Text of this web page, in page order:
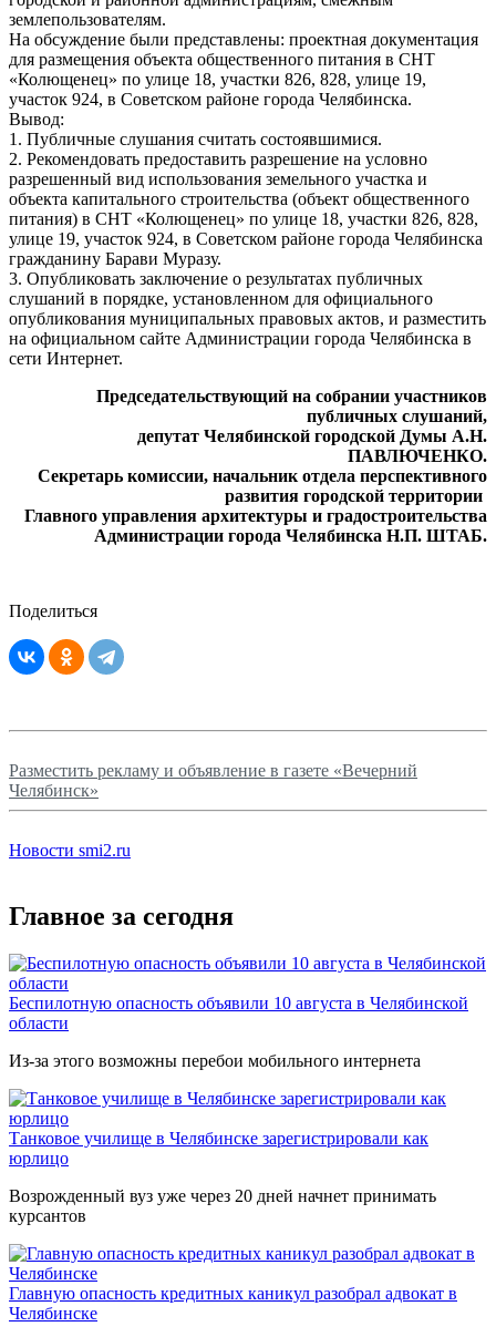
землепользователям.
На обсуждение были представлены: проектная документация
для размещения объекта общественного питания в СНТ
«Колющенец» по улице 18, участки 826, 828, улице 19,
участок 924, в Советском районе города Челябинска.
Вывод:
1. Публичные слушания считать состоявшимися.
2. Рекомендовать предоставить разрешение на условно
разрешенный вид использования земельного участка и
объекта капитального строительства (объект общественного
питания) в СНТ «Колющенец» по улице 18, участки 826, 828,
улице 19, участок 924, в Советском районе города Челябинска
гражданину Барави Муразу.
3. Опубликовать заключение о результатах публичных
слушаний в порядке, установленном для официального
опубликования муниципальных правовых актов, и разместить
на официальном сайте Администрации города Челябинска в
сети Интернет.
Председательствующий на собрании участников
публичных слушаний,
депутат Челябинской городской Думы А.Н.
ПАВЛЮЧЕНКО.
Секретарь комиссии, начальник отдела перспективного
развития городской территории
Главного управления архитектуры и градостроительства
Администрации города Челябинска Н.П. ШТАБ.
Поделиться
Разместить рекламу и объявление в газете «Вечерний
Челябинск»
Новости smi2.ru
Главное за сегодня
Беспилотную опасность объявили 10 августа в Челябинской
области
Из-за этого возможны перебои мобильного интернета
Танковое училище в Челябинске зарегистрировали как
юрлицо
Возрожденный вуз уже через 20 дней начнет принимать
курсантов
Главную опасность кредитных каникул разобрал адвокат в
Челябинске